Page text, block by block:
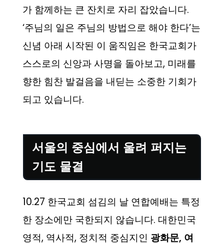
가 함께하는 큰 잔치로 자리 잡았습니다.
‘주님의 일은 주님의 방법으로 해야 한다’는
신념 아래 시작된 이 움직임은 한국교회가
스스로의 신앙과 사명을 돌아보고, 미래를
향한 힘찬 발걸음을 내딛는 소중한 기회가
되고 있습니다.
서울의 중심에서 울려 퍼지는
기도 물결
10.27 한국교회 섬김의 날 연합예배는 특정
한 장소에만 국한되지 않습니다. 대한민국
영적, 역사적, 정치적 중심지인 광화문, 여